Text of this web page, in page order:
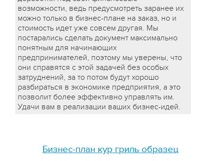
возможности, ведь предусмотреть заранее их
можно только в бизнес-плане на заказ, но и
стоимость идет уже совсем другая. Мы
постарались сделать документ максимально
понятным для начинающих
предпринимателей, поэтому мы уверены, что
они справятся с этой задачей без особых
затруднений, за то потом будут хорошо
разбираться в экономике предприятия, а это
позволит более эффективно управлять им.
Удачи вам в реализации ваших бизнес-идей.
Бизнес-план кур гриль образец